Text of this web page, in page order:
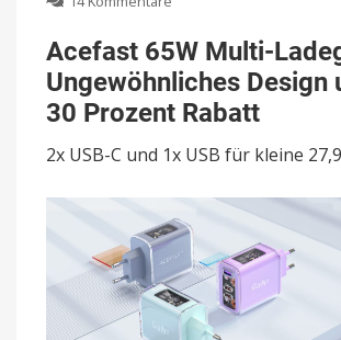
65W
Multi-
Ladegerät:
Ungewöhnliches
Design
und
mit
Prozent
Rabatt
Acefast 65W Multi-
Ungewöhnliches Design
30 Prozent Rabatt
2x USB-C und 1x USB für kleine